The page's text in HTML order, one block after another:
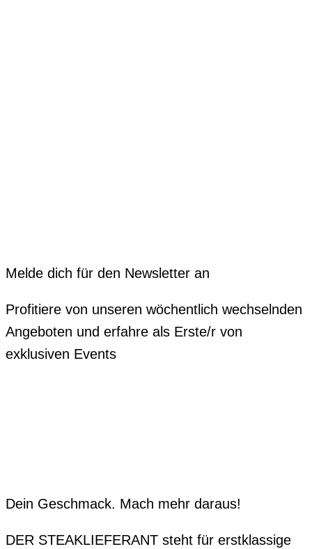
Melde dich für den Newsletter an
Profitiere von unseren wöchentlich wechselnden
Angeboten und erfahre als Erste/r von
exklusiven Events
Dein Geschmack. Mach mehr daraus!
DER STEAKLIEFERANT steht für erstklassige